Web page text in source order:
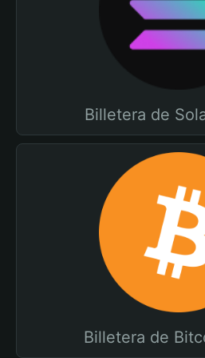
Billetera de
Billetera de